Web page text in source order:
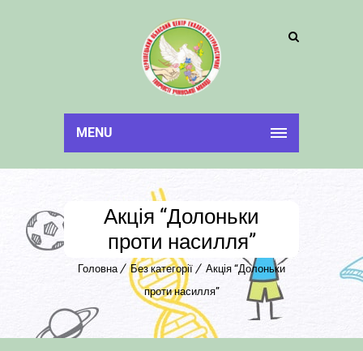
MENU
Акція “Долоньки
проти насилля”
Головна Без категорії
Акція “Долоньки
проти насилля”